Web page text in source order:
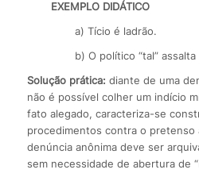
EXEMPLO DIDÁTICO
a) Tício é ladrão.
b) O político “tal”
Solução prática: diante de uma
não é possível colher um indício
fato alegado, caracteriza-se
procedimentos contra o pretenso
denúncia anônima deve ser
sem necessidade de abertura de